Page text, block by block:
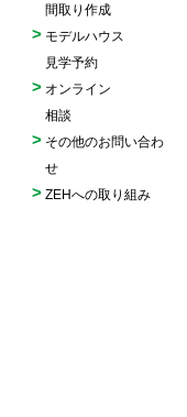
間取り作成
モデルハウス
見学予約
オンライン
相談
その他のお問い合わ
せ
ZEHへの取り組み